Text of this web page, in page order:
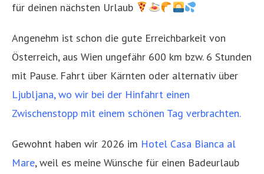
für deinen nächsten Urlaub
Angenehm ist schon die gute Erreichbarkeit von
Österreich, aus Wien ungefähr 600 km bzw. 6 Stunden
mit Pause. Fahrt über Kärnten oder alternativ über
Ljubljana, wo wir bei der Hinfahrt einen
Zwischenstopp mit einem schönen Tag verbrachten.
Gewohnt haben wir 2026 im Hotel Casa Bianca al
Mare, weil es meine Wünsche für einen Badeurlaub